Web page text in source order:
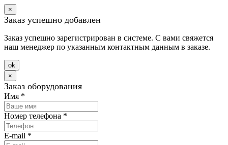
×
Заказ успешно добавлен
Заказ успешно зарегистрирован в системе. С вами свяжется
наш менеджер по указанным контактным данным в заказе.
оk
×
Заказ оборудования
Имя *
Номер телефона *
E-mail *